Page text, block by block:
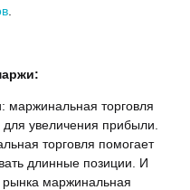
маржинальная торговля
для увеличения прибыли.
торговля помогает
длинные позиции. И
рынка маржинальная